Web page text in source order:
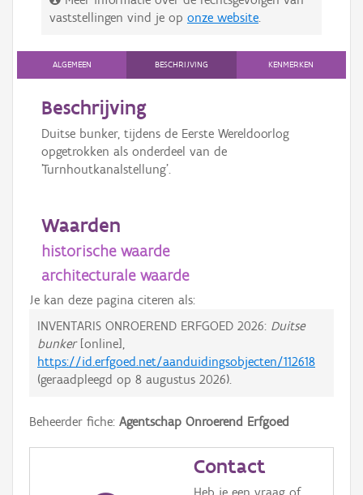
vaststellingen vind je op onze website
ALGEMEEN BESCHRIJVING KENMERKEN
Beschrijving
Duitse bunker, tijdens de Eerste Wereldoorlog
opgetrokken als onderdeel van de
'Turnhoutkanalstellung'.
Waarden
historische waarde
architecturale waarde
Je kan deze pagina citeren als:
INVENTARIS ONROEREND ERFGOED 2026: Duitse
bunker[online],
https://id.erfgoed.net/aanduidingsobjecten/112618
(geraadpleegd op 8 augustus 2026).
Beheerder fiche: Agentschap Onroerend Erfgoed
Contact